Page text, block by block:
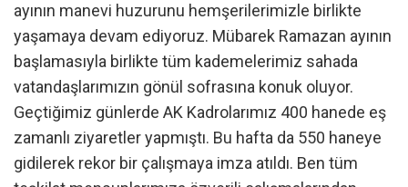
ayının manevi huzurunu hemşerilerimizle birlikte
yaşamaya devam ediyoruz. Mübarek Ramazan ayının
başlamasıyla birlikte tüm kademelerimiz sahada
vatandaşlarımızın gönül sofrasına konuk oluyor.
Geçtiğimiz günlerde AK Kadrolarımız 400 hanede eş
zamanlı ziyaretler yapmıştı. Bu hafta da 550 haneye
gidilerek rekor bir çalışmaya imza atıldı. Ben tüm